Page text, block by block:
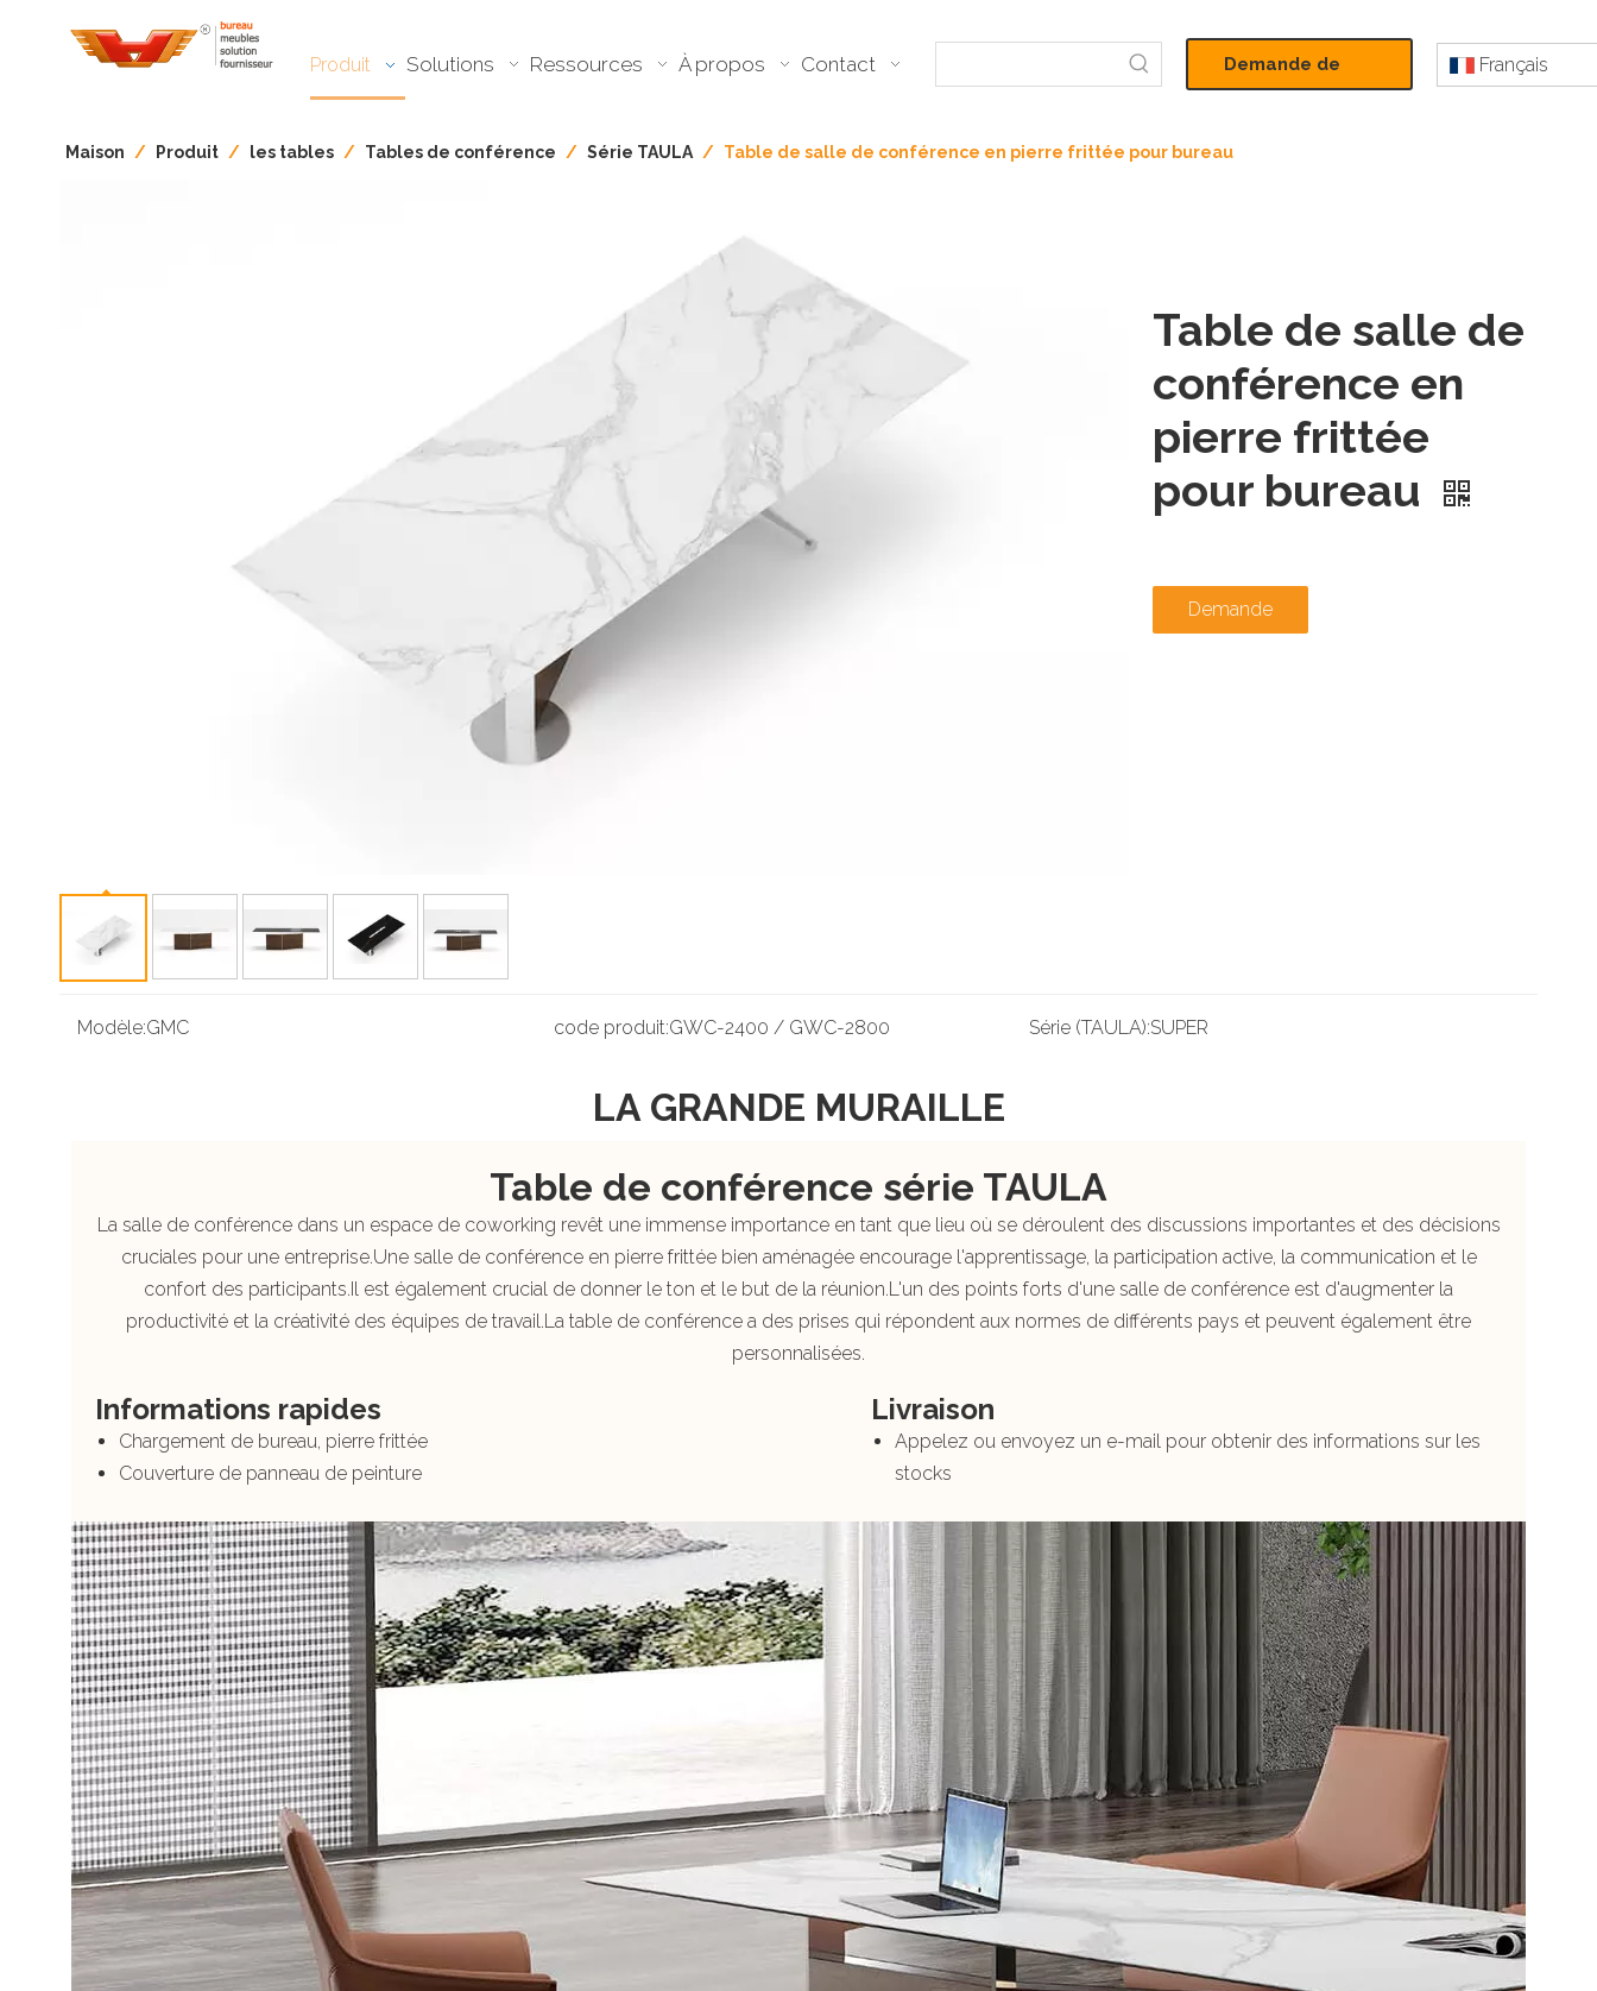
Produit Solutions Ressources À propos Contact Demande de Français
Maison / Produit / les tables / Tables de conférence / Série TAULA / Table de salle de conférence en pierre frittée pour bureau
Table de salle de
conférence en
pierre frittée
pour bureau
Demande
Modèle:GMC code produit:GWC-2400 / GWC-2800 Série (TAULA):SUPER
LA GRANDE MURAILLE
Table de conférence série TAULA
La salle de conférence dans un espace de coworking revêt une immense importance en tant que lieu où se déroulent des discussions importantes et des décisions
cruciales pour une entreprise.Une salle de conférence en pierre frittée bien aménagée encourage l'apprentissage, la participation active, la communication et le
confort des participants.Il est également crucial de donner le ton et le but de la réunion.L'un des points forts d'une salle de conférence est d'augmenter la
productivité et la créativité des équipes de travail.La table de conférence a des prises qui répondent aux normes de différents pays et peuvent également être
personnalisées.
Informations rapides
Chargement de bureau, pierre frittée
Couverture de panneau de peinture
Livraison
Appelez ou envoyez un e-mail pour obtenir des informations sur les
stocks